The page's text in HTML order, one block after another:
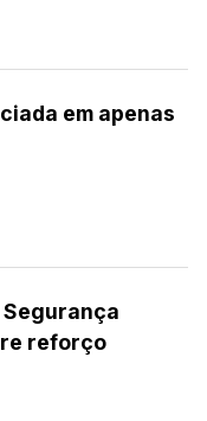
em apenas
reforço